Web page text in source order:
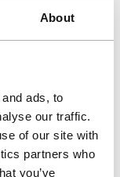
About
ads, to
our traffic.
of our site with
partners who
you’ve